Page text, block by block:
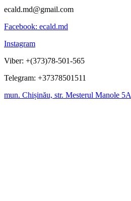
ecald.md@gmail.com
Facebook: ecald.md
Instagram
Viber: +(373)78-501-565
Telegram: +37378501511
mun. Chișinău, str. Mesterul Manole 5A